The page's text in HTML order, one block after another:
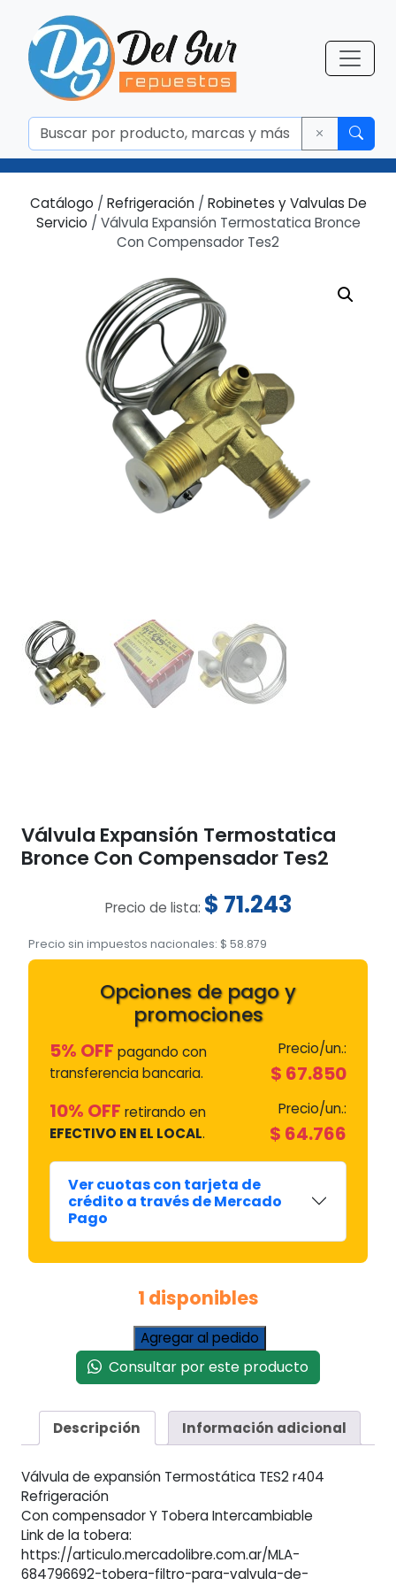
Catálogo / Refrigeración/ Robinetes y Valvulas De
Servicio / Válvula Expansión Termostatica Bronce
Con Compensador Tes2
Válvula Expansión Termostatica
Bronce Con Compensador Tes2
Precio de lista: $ 71.243
Precio sin impuestos nacionales: $ 58.879
Opciones de pago y
promociones
5% OFF pagando con
transferencia bancaria.
Precio/un.:
$ 67.850
10% OFF retirando en
EFECTIVO EN EL LOCAL.
Precio/un.:
$ 64.766
Ver cuotas con tarjeta de
crédito a través de Mercado
Pago
1 disponibles
Válvula
Expansión
Termostatica
Con
Compensador
cantidad
Agregar al pedido
Consultar por este producto
Descripción Información adicional
Válvula de expansión Termostática TES2 r404
Refrigeración
Con compensador Y Tobera Intercambiable
Link de la tobera:
https://articulo.mercadolibre.com.ar/MLA-
684796692-tobera-filtro-para-valvula-de-